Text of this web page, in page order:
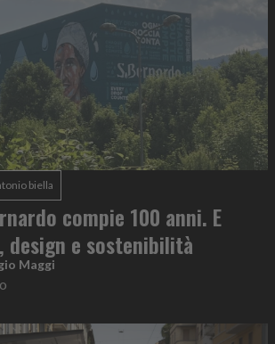
biella
compie 100 anni. E
design e sostenibilità
Maggi